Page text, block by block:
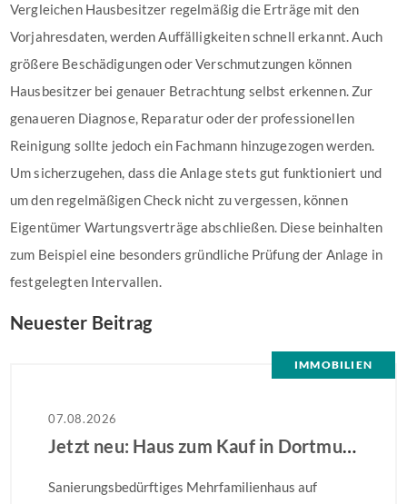
Vergleichen Hausbesitzer regelmäßig die Erträge mit den
Vorjahresdaten, werden Auffälligkeiten schnell erkannt. Auch
größere Beschädigungen oder Verschmutzungen können
Hausbesitzer bei genauer Betrachtung selbst erkennen. Zur
genaueren Diagnose, Reparatur oder der professionellen
Reinigung sollte jedoch ein Fachmann hinzugezogen werden.
Um sicherzugehen, dass die Anlage stets gut funktioniert und
um den regelmäßigen Check nicht zu vergessen, können
Eigentümer Wartungsverträge abschließen. Diese beinhalten
zum Beispiel eine besonders gründliche Prüfung der Anlage in
festgelegten Intervallen.
Neuester Beitrag
IMMOBILIEN
07.08.2026
Jetzt neu: Haus zum Kauf in Dortmund
Sanierungsbedürftiges Mehrfamilienhaus auf